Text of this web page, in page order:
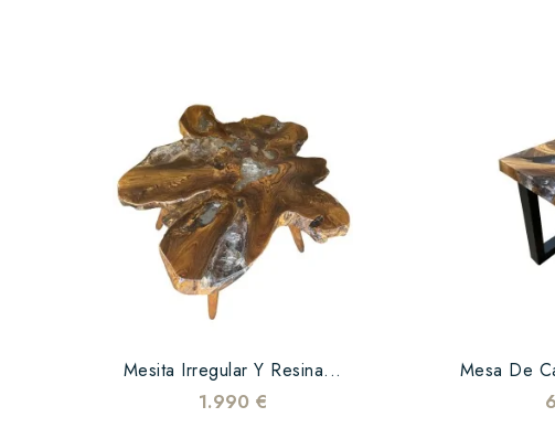
Mesita Irregular Y Resina...
1.990 €
Mesa De